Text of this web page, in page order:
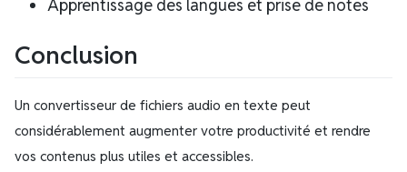
Apprentissage des langues et prise de notes
Conclusion
Un convertisseur de fichiers audio en texte peut
considérablement augmenter votre productivité et rendre
vos contenus plus utiles et accessibles.